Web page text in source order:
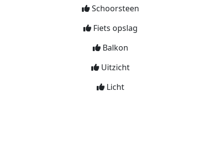
Schoorsteen
Fiets opslag
Balkon
Uitzicht
Licht